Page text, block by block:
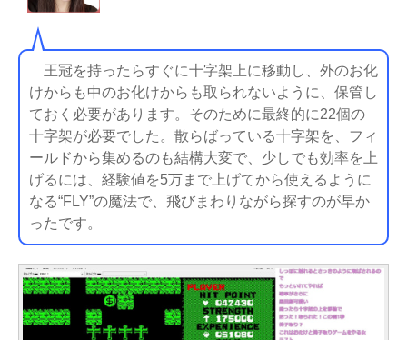
王冠を持ったらすぐに十字架上に移動し、外のお化
けからも中のお化けからも取られないように、保管し
ておく必要があります。そのために最終的に22個の
十字架が必要でした。散らばっている十字架を、フィ
ールドから集めるのも結構大変で、少しでも効率を上
げるには、経験値を5万まで上げてから使えるように
なる“FLY”の魔法で、飛びまわりながら探すのが早か
ったです。